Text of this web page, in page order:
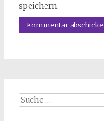
speichern.
Suche